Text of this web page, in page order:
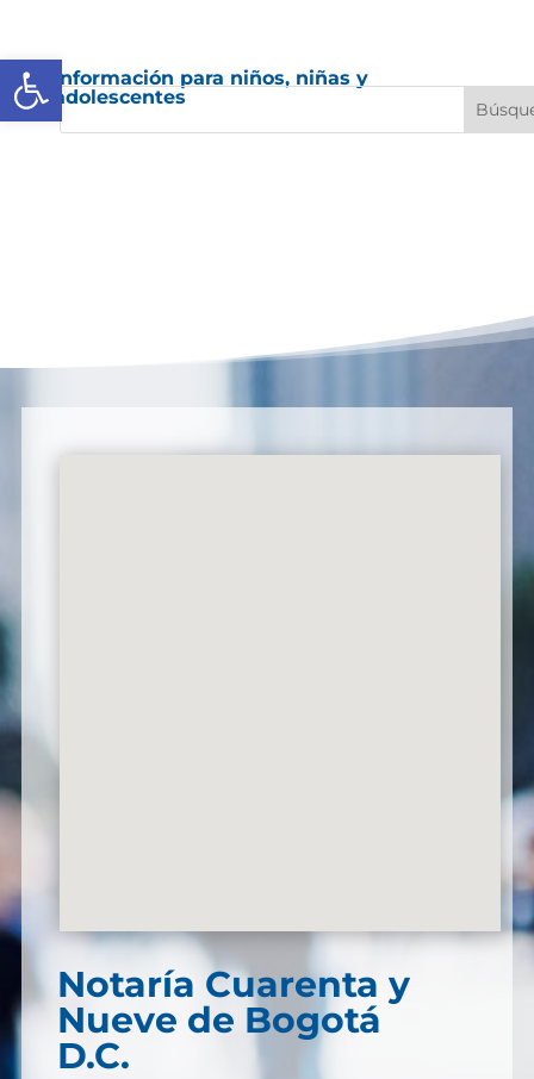
Abrir barra de herramientas
Información para niños, niñas y
adolescentes
Notaría Cuarenta y
Nueve de Bogotá
D.C.